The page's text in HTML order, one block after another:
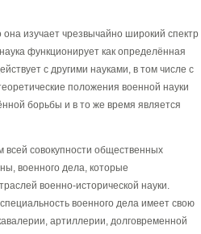
изучает чрезвычайно широкий спектр
функционирует как определённая
с другими науками, в том числе с
положения военной науки
борьбы и в то же время является
всей совокупности общественных
военного дела, которые
военно-исторической науки.
военного дела имеет свою
артиллерии, долговременной